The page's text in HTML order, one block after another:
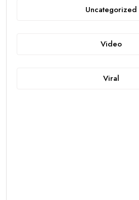
Uncategorized
Video
Viral